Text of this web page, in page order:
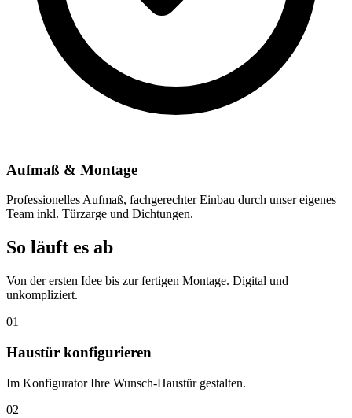
Aufmaß & Montage
Professionelles Aufmaß, fachgerechter Einbau durch unser eigenes
Team inkl. Türzarge und Dichtungen.
So läuft es ab
Von der ersten Idee bis zur fertigen Montage. Digital und
unkompliziert.
01
Haustür konfigurieren
Im Konfigurator Ihre Wunsch-Haustür gestalten.
02